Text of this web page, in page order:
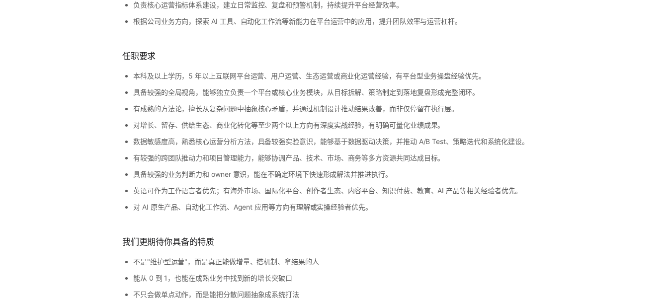
负责核心运营指标体系建设，建立日常监控、复盘和预警机制，持续提升平台经营效率。
根据公司业务方向，探索 AI 工具、自动化工作流等新能力在平台运营中的应用，提升团队效率与运营杠杆。
任职要求
本科及以上学历，5 年以上互联网平台运营、用户运营、生态运营或商业化运营经验，有平台型业务操盘经验优先。
具备较强的全局视角，能够独立负责一个平台或核心业务模块，从目标拆解、策略制定到落地复盘形成完整闭环。
有成熟的方法论，擅长从复杂问题中抽象核心矛盾，并通过机制设计推动结果改善，而非仅停留在执行层。
对增长、留存、供给生态、商业化转化等至少两个以上方向有深度实战经验，有明确可量化业绩成果。
数据敏感度高，熟悉核心运营分析方法，具备较强实验意识，能够基于数据驱动决策，并推动 A/B Test、策略迭代和系统化建设。
有较强的跨团队推动力和项目管理能力，能够协调产品、技术、市场、商务等多方资源共同达成目标。
具备较强的业务判断力和 owner 意识，能在不确定环境下快速形成解法并推进执行。
英语可作为工作语言者优先；有海外市场、国际化平台、创作者生态、内容平台、知识付费、教育、AI 产品等相关经验者优先。
对 AI 原生产品、自动化工作流、Agent 应用等方向有理解或实操经验者优先。
我们更期待你具备的特质
不是"维护型运营"，而是真正能做增量、搭机制、拿结果的人
能从 0 到 1，也能在成熟业务中找到新的增长突破口
不只会做单点动作，而是能把分散问题抽象成系统打法